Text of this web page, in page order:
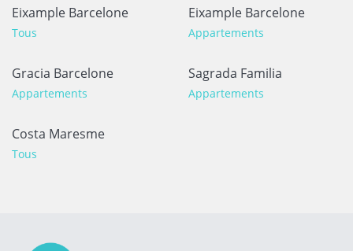
Eixample Barcelone
Tous
Eixample Barcelone
Appartements
Gracia Barcelone
Appartements
Sagrada Familia
Appartements
Costa Maresme
Tous